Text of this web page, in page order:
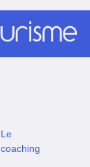
Le
coaching